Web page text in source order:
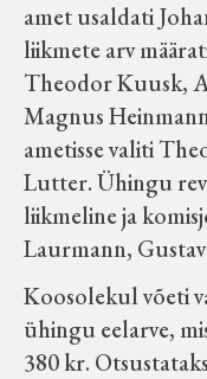
Otsi
Tagasiside
amet usaldati
liikmete arv
Theodor Kuusk,
Magnus
ametisse valiti
Lutter. Ühingu
liikmeline ja
Laurmann,
Koosolekul võeti
ühingu eelarve,
380 kr.